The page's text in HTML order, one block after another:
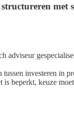
met
adviseur
investeren in
is beperkt, keuze